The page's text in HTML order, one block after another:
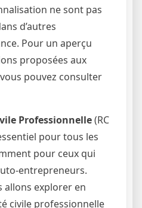
ne sont pas
d’autres
Pour un aperçu
proposées aux
pouvez consulter
Professionnelle(RC
pour tous les
pour ceux qui
entrepreneurs.
allons explorer en
civile professionnelle